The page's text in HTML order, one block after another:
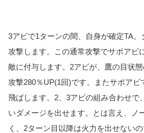
3アビで1ターンの間、自身が確定TA。
攻撃します。この通常攻撃でサポアビ
敵に付与します。2アビが、鷹の目状
攻撃280％UP(1回)です。またサポアビ
飛ばします。2、3アビの組み合わせで
いダメージを出せます。とは言え、ノ
く、2ターン目以降は火力を出せない